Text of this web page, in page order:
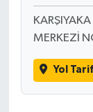
MERKEZİ
Yol